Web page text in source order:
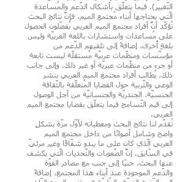
التّغيير). فيما يتعلّق بأشكال الدّعم والمُساعدة
الّتي يحتاجها أبناء مُجتمع الميم، فإنَّ نتائج البحث
تُؤكّد أنَّ أفراد مجتمع الميم العربي يُفضّلون الحصول
على مُساعدات واستشارات باللغة العربيّة وليس
بلغةٍ أُخرى، إضافةً إلى تلقيهم الدّعم من
مؤسّسات ومنظّمات عربيّة مُستقلّة ليست تابعة
أو جزء من منظّمات عبريّة أو غير ذلك. وإلى جانب
ذلك، يُطالب أفراد مجتمع الميم العربي بنشر
الوعي والتّربية حول القضايا المُتعلّقة بالثّقافة
الجنسيّة، الجندريّة والجنسانيّة من أجل الوصول
إلى قيم التّسامح فيما يتعلّق بقضايا مجتمع الميم
العربي.
تُقدّم لنا نتائج البحث ومعطياته لأوّل مرّة بشكلٍ
واضح وشامل أصواتًا من داخل مجتمع الميم
العربي الّذي كان على ما يبدو شفّافًا وغير مرئيّ
في السّابق. إنَّ الصّعوبات والتّحديات الّتي يكشف
عنها البحث، جنبًا إلى جنب مع مصادر القوّة
والدّعم الموجودة عند أبناء هذا المجتمع، إضافةً